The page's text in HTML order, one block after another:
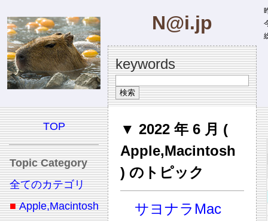
N@i.jp
keywords
TOP
Topic Category
全てのカテゴリ
■ Apple,Macintosh
▼ 2022 年 6 月 (
Apple,Macintosh
) のトピック
サヨナラMac